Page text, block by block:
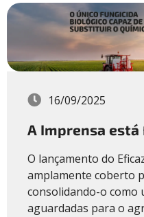
16/09/2025
A Imprensa está
O lançamento do
amplamente coberto
consolidando-o como
aguardadas para o